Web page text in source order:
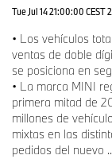
Tue Jul 14 21:00:00 CEST
• Los vehículos
ventas de doble
se posiciona en
• La marca MINI
primera mitad de
millones de
mixtas en las
pedidos del nuevo